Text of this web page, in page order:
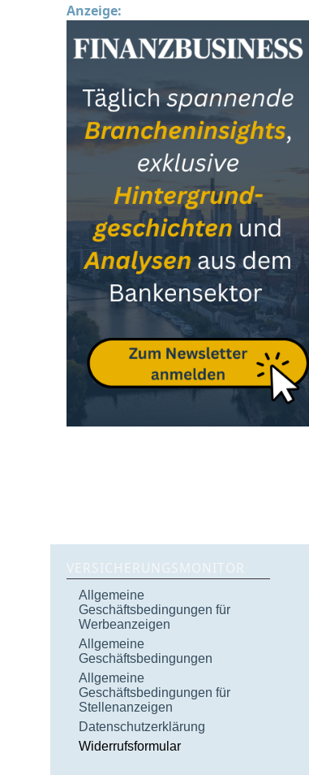
Anzeige:
VERSICHERUNGSMONITOR
Allgemeine
Geschäftsbedingungen für
Werbeanzeigen
Allgemeine
Geschäftsbedingungen
Allgemeine
Geschäftsbedingungen für
Stellenanzeigen
Datenschutzerklärung
Widerrufsformular